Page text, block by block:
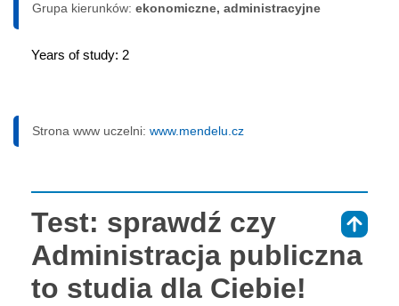
Grupa kierunków: ekonomiczne, administracyjne
Years of study: 2
Strona www uczelni: www.mendelu.cz
Test: sprawdź czy
Administracja publiczna
to studia dla Ciebie!